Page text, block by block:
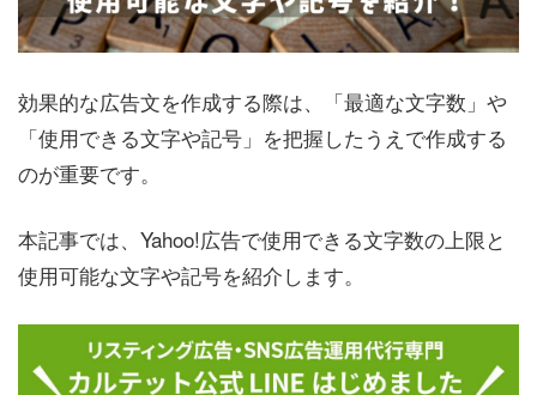
効果的な広告文を作成する際は、「最適な文字数」や
「使用できる文字や記号」を把握したうえで作成する
のが重要です。
本記事では、Yahoo!広告で使用できる文字数の上限と
使用可能な文字や記号を紹介します。